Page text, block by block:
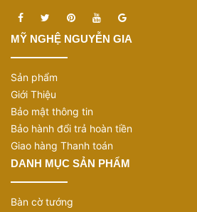
MỸ NGHỆ NGUYỄN GIA
Sản phẩm
Giới Thiệu
Bảo mật thông tin
Bảo hành đổi trả hoàn tiền
Giao hàng Thanh toán
DANH MỤC SẢN PHẨM
Bàn cờ tướng